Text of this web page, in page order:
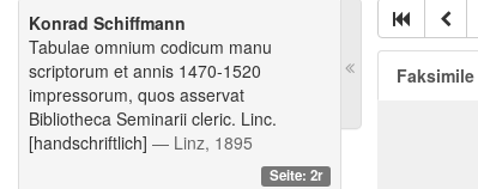
Konrad Schiffmann
Tabulae omnium codicum manu
scriptorum et annis 1470-1520
impressorum, quos asservat
Bibliotheca Seminarii cleric. Linc.
[handschriftlich] — Linz, 1895
Seite: 2r
Faksimile